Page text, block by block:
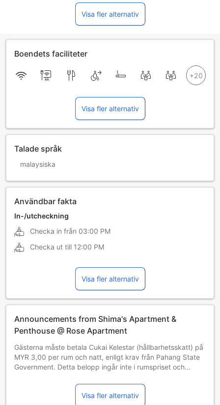
Visa fler alternativ
Boendets faciliteter
Visa fler alternativ
Talade språk
malaysiska
Användbar fakta
In-/utcheckning
Checka in från 03:00 PM
Checka ut till 12:00 PM
Visa fler alternativ
Announcements from Shima's Apartment &
Penthouse @ Rose Apartment
Gästerna måste betala Cukai Kelestar (hållbarhetsskatt) på
MYR 3,00 per rum och natt, enligt krav från Pahang State
Government. Detta belopp ingår inte i rumspriset och
Visa fler alternativ